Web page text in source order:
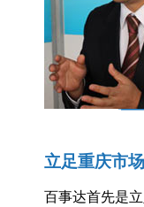
立足重庆市
百事达首先是